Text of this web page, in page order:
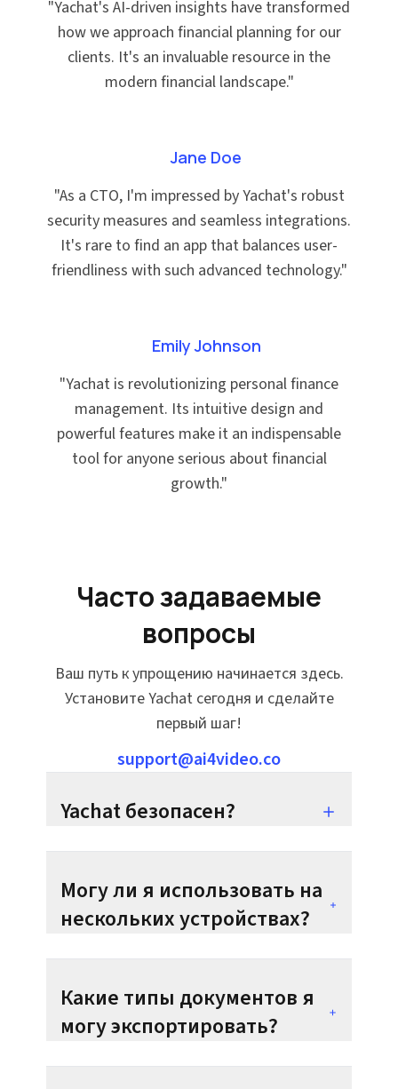
"Yachat's AI-driven insights have transformed
how we approach financial planning for our
clients. It's an invaluable resource in the
modern financial landscape."
Jane Doe
"As a CTO, I'm impressed by Yachat's robust
security measures and seamless integrations.
It's rare to find an app that balances user-
friendliness with such advanced technology."
Emily Johnson
"Yachat is revolutionizing personal finance
management. Its intuitive design and
powerful features make it an indispensable
tool for anyone serious about financial
growth."
Часто задаваемые
вопросы
Ваш путь к упрощению начинается здесь.
Установите Yachat сегодня и сделайте
первый шаг!
support@ai4video.co
Yachat безопасен?
Могу ли я использовать на
нескольких устройствах?
Какие типы документов я
могу экспортировать?